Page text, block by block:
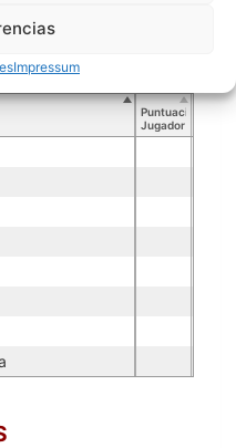
Impressum
0.12
Puntuación
Jugador